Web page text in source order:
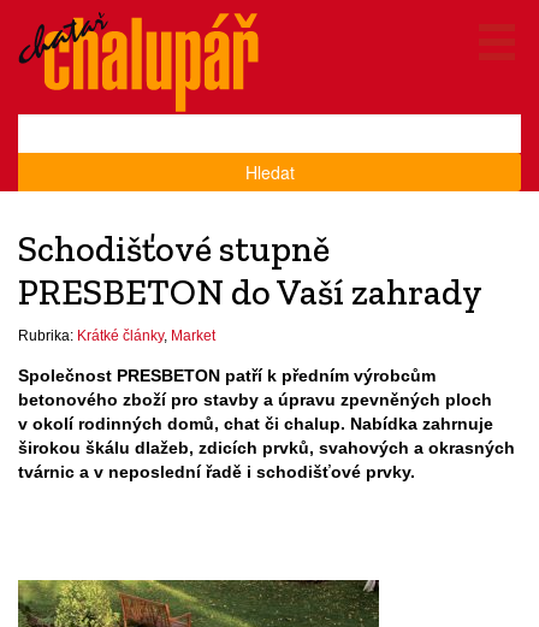
Hledat
Schodišťové stupně
PRESBETON do Vaší zahrady
Rubrika: Krátké články, Market
Společnost PRESBETON patří k předním výrobcům
betonového zboží pro stavby a úpravu zpevněných ploch
v okolí rodinných domů, chat či chalup. Nabídka zahrnuje
širokou škálu dlažeb, zdicích prvků, svahových a okrasných
tvárnic a v neposlední řadě i schodišťové prvky.